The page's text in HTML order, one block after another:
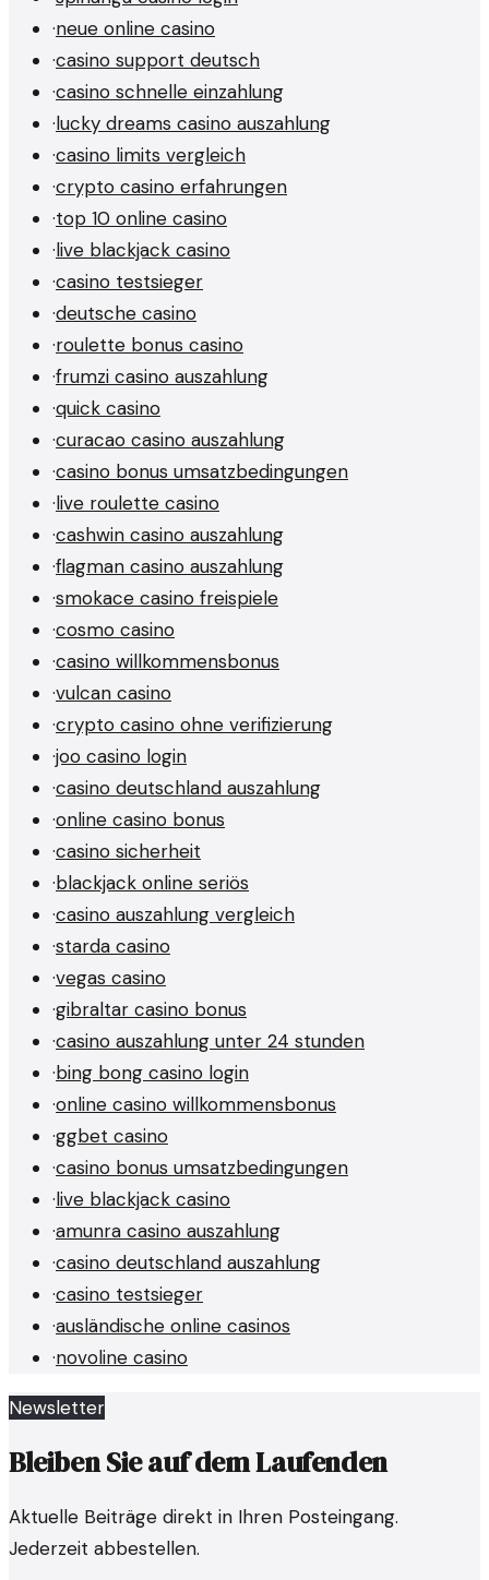
·neue online casino
·casino support deutsch
·casino schnelle einzahlung
·lucky dreams casino auszahlung
·casino limits vergleich
·crypto casino erfahrungen
·top 10 online casino
·live blackjack casino
·casino testsieger
·deutsche casino
·roulette bonus casino
·frumzi casino auszahlung
·quick casino
·curacao casino auszahlung
·casino bonus umsatzbedingungen
·live roulette casino
·cashwin casino auszahlung
·flagman casino auszahlung
·smokace casino freispiele
·cosmo casino
·casino willkommensbonus
·vulcan casino
·crypto casino ohne verifizierung
·joo casino login
·casino deutschland auszahlung
·online casino bonus
·casino sicherheit
·blackjack online seriös
·casino auszahlung vergleich
·starda casino
·vegas casino
·gibraltar casino bonus
·casino auszahlung unter 24 stunden
·bing bong casino login
·online casino willkommensbonus
·ggbet casino
·casino bonus umsatzbedingungen
·live blackjack casino
·amunra casino auszahlung
·casino deutschland auszahlung
·casino testsieger
·ausländische online casinos
·novoline casino
Newsletter
Bleiben Sie auf dem Laufenden
Aktuelle Beiträge direkt in Ihren Posteingang.
Jederzeit abbestellen.